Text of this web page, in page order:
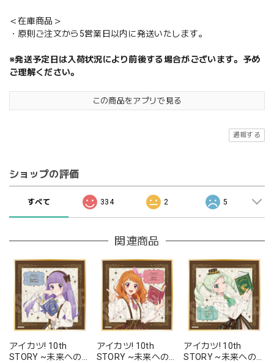
＜在庫商品＞
・原則ご注文から5営業日以内に発送いたします。
※発送予定日は入荷状況により前後する場合がございます。予め
ご理解ください。
この商品をアプリで見る
通報する
ショップの評価
すべて 334 2 5
関連商品
アイカツ! 10th
STORY ~未来への
アイカツ! 10th
STORY ~未来への
アイカツ! 10th
STORY ~未来への